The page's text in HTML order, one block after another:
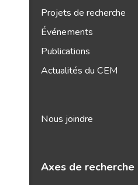
Projets de recherche
Événements
Publications
Actualités du CEM
Nous joindre
Axes de recherche